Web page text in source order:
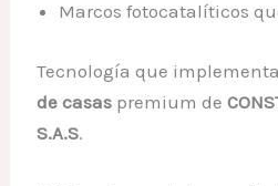
Marcos fotocatalíticos
Tecnología que
de casas premium de
S.A.S.